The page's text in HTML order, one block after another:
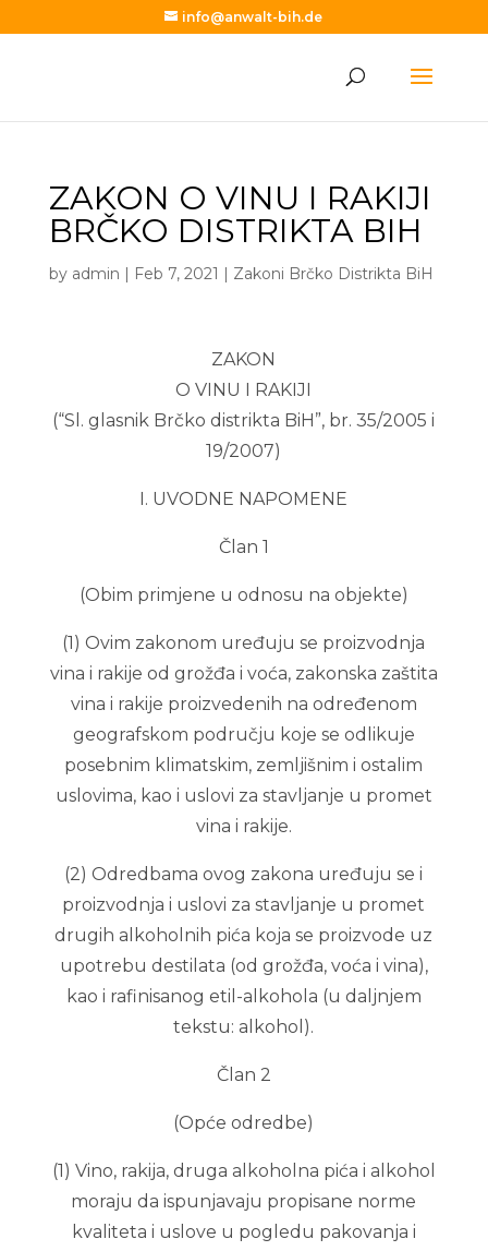
info@anwalt-bih.de
ZAKON O VINU I RAKIJI
BRČKO DISTRIKTA BIH
by admin | Feb 7, 2021 | Zakoni Brčko Distrikta BiH
ZAKON
O VINU I RAKIJI
(“Sl. glasnik Brčko distrikta BiH”, br. 35/2005 i
19/2007)
I. UVODNE NAPOMENE
Član 1
(Obim primjene u odnosu na objekte)
(1) Ovim zakonom uređuju se proizvodnja
vina i rakije od grožđa i voća, zakonska zaštita
vina i rakije proizvedenih na određenom
geografskom području koje se odlikuje
posebnim klimatskim, zemljišnim i ostalim
uslovima, kao i uslovi za stavljanje u promet
vina i rakije.
(2) Odredbama ovog zakona uređuju se i
proizvodnja i uslovi za stavljanje u promet
drugih alkoholnih pića koja se proizvode uz
upotrebu destilata (od grožđa, voća i vina),
kao i rafinisanog etil-alkohola (u daljnjem
tekstu: alkohol).
Član 2
(Opće odredbe)
(1) Vino, rakija, druga alkoholna pića i alkohol
moraju da ispunjavaju propisane norme
kvaliteta i uslove u pogledu pakovanja i